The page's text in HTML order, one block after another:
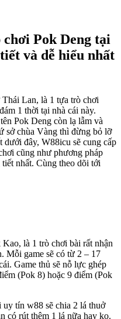
Pok Deng tại
và dễ hiểu nhất
Lan, là 1 tựa trò chơi
1 thời tại nhà cái này.
Pok Deng còn lạ lẫm và
sở chùa Vàng thì đừng bỏ lỡ
dưới đây, W88icu sẽ cung cấp
cũng như phương pháp
nhất. Cùng theo dõi tới
là 1 trò chơi bài rất nhận
Mỗi game sẽ có từ 2 – 17
Game thủ sẽ nỗ lực ghép
(Pok 8) hoặc 9 điểm (Pok
tín w88 sẽ chia 2 lá thuở
có rút thêm 1 lá nữa hay ko.